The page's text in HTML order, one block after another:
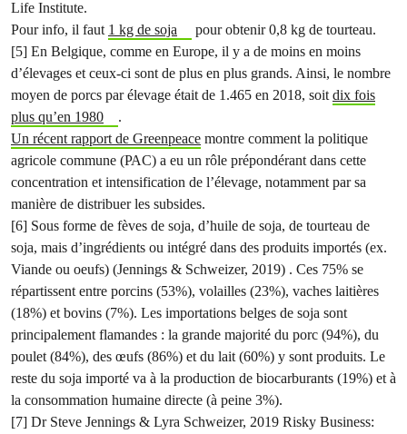
Life Institute.
Pour info, il faut 1 kg de soja
pour obtenir 0,8 kg de tourteau.
[5] En Belgique, comme en Europe, il y a de moins en moins
d’élevages et ceux-ci sont de plus en plus grands. Ainsi, le nombre
moyen de porcs par élevage était de 1.465 en 2018, soitdix fois
plus qu’en 1980
.
Un récent rapport de Greenpeace montre comment la politique
agricole commune (PAC) a eu un rôle prépondérant dans cette
concentration et intensification de l’élevage, notamment par sa
manière de distribuer les subsides.
[6] Sous forme de fèves de soja, d’huile de soja, de tourteau de
soja, mais d’ingrédients ou intégré dans des produits importés (ex.
Viande ou oeufs) (Jennings & Schweizer, 2019) . Ces 75% se
répartissent entre porcins (53%), volailles (23%), vaches laitières
(18%) et bovins (7%). Les importations belges de soja sont
principalement flamandes : la grande majorité du porc (94%), du
poulet (84%), des œufs (86%) et du lait (60%) y sont produits. Le
reste du soja importé va à la production de biocarburants (19%) et à
la consommation humaine directe (à peine 3%).
[7] Dr Steve Jennings & Lyra Schweizer, 2019 Risky Business: